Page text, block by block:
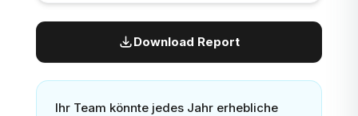
Download Report
Ihr Team könnte jedes Jahr erhebliche